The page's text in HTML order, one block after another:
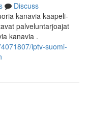
Discuss
kanavia kaapeli-
palveluntarjoajat
kanavia .
iptv-suomi-